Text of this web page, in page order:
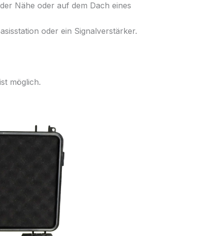
Nähe oder auf dem Dach eines
oder ein Signalverstärker.
möglich.